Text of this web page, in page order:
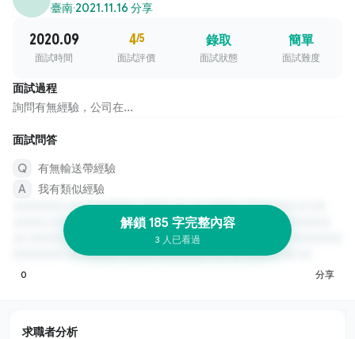
臺南·2021.11.16 分享
2020.09
面試時間
4/5
面試評價
錄取
面試狀態
簡單
面試難度
面試過程
詢問有無經驗，公司在...
面試問答
有無輸送帶經驗
我有類似經驗
解鎖 185 字完整內容
3 人已看過
0 分享
求職者分析